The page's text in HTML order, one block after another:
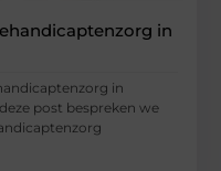
in
in
post bespreken we